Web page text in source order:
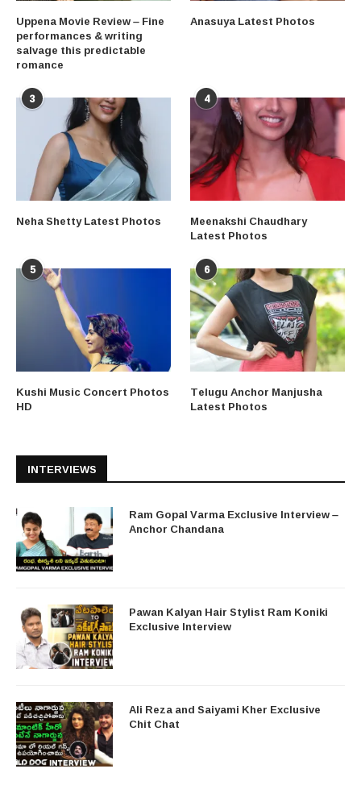
Uppena Movie Review – Fine
performances & writing
salvage this predictable
romance
Anasuya Latest Photos
3
Neha Shetty Latest Photos
4
Meenakshi Chaudhary
Latest Photos
5
Kushi Music Concert Photos
HD
6
Telugu Anchor Manjusha
Latest Photos
INTERVIEWS
Ram Gopal Varma Exclusive Interview –
Anchor Chandana
Pawan Kalyan Hair Stylist Ram Koniki
Exclusive Interview
Ali Reza and Saiyami Kher Exclusive
Chit Chat